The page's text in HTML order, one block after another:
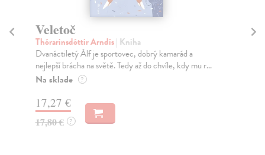
Veletoč
Thórarinsdóttir Arndís| Kniha
Dvanáctiletý Álf je sportovec, dobrý kamarád a
nejlepší brácha na světě. Tedy až do chvíle, kdy mu r...
Na sklade ?
17,27 €
17,80 € ?